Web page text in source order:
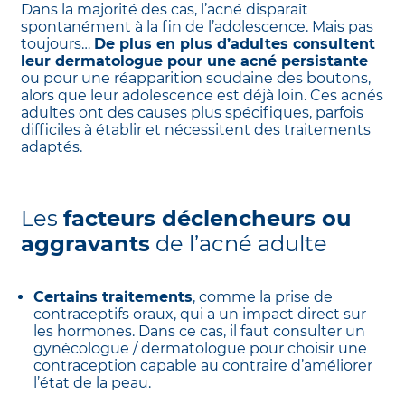
Dans la majorité des cas, l’acné disparaît
spontanément à la fin de l’adolescence. Mais pas
toujours… De plus en plus d’adultes consultent
leur dermatologue pour une acné persistante
ou pour une réapparition soudaine des boutons,
alors que leur adolescence est déjà loin. Ces acnés
adultes ont des causes plus spécifiques, parfois
difficiles à établir et nécessitent des traitements
adaptés.
Les facteurs déclencheurs ou
aggravants de l’acné adulte
Certains traitements, comme la prise de
contraceptifs oraux, qui a un impact direct sur
les hormones. Dans ce cas, il faut consulter un
gynécologue / dermatologue pour choisir une
contraception capable au contraire d’améliorer
l’état de la peau.